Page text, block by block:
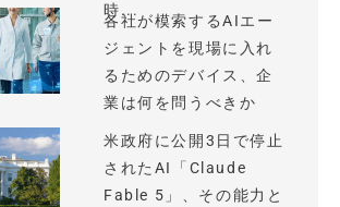
時...
各社が模索するAIエー
ジェントを現場に入れ
るためのデバイス、企
業は何を問うべきか
米政府に公開3日で停止
されたAI「Claude
Fable 5」、その能力と